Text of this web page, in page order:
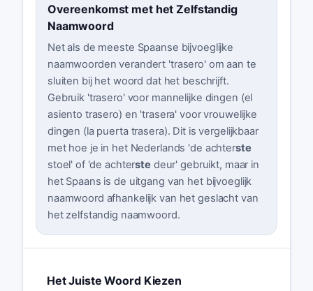
Overeenkomst met het Zelfstandig
Naamwoord
Net als de meeste Spaanse bijvoeglijke
naamwoorden verandert 'trasero' om aan te
sluiten bij het woord dat het beschrijft.
Gebruik 'trasero' voor mannelijke dingen (el
asiento trasero) en 'trasera' voor vrouwelijke
dingen (la puerta trasera). Dit is vergelijkbaar
met hoe je in het Nederlands 'de achterste
stoel' of 'de achterstedeur' gebruikt, maar in
het Spaans is de uitgang van het bijvoeglijk
naamwoord afhankelijk van het geslacht van
het zelfstandig naamwoord.
Het Juiste Woord Kiezen